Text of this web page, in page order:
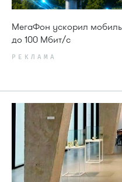
МегаФон ускорил
до 100 Мбит/с
РЕКЛАМА